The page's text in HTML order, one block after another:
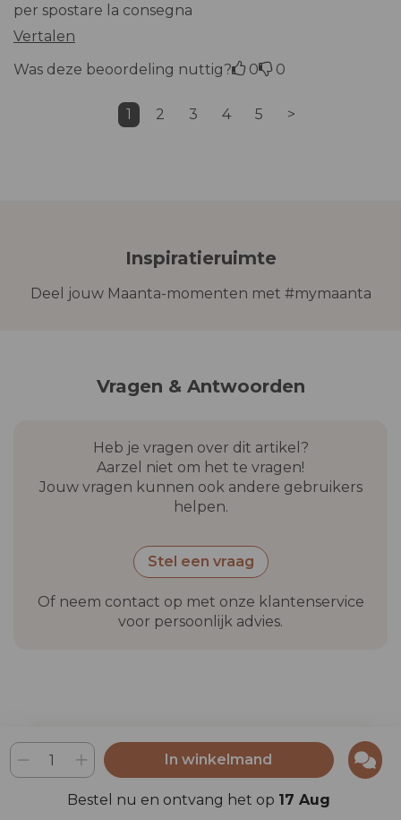
In winkelmand
Bestel nu en ontvang het op 17 Aug
per spostare la consegna
Vertalen
Was deze beoordeling nuttig?
0 0
1 2 3 4 5 >
Inspiratieruimte
Deel jouw Maanta-momenten met #mymaanta
Vragen & Antwoorden
Heb je vragen over dit artikel?
Aarzel niet om het te vragen!
Jouw vragen kunnen ook andere gebruikers
helpen.
Stel een vraag
Of neem contact op met onze klantenservice
voor persoonlijk advies.
Ambachtslieden van de 21e